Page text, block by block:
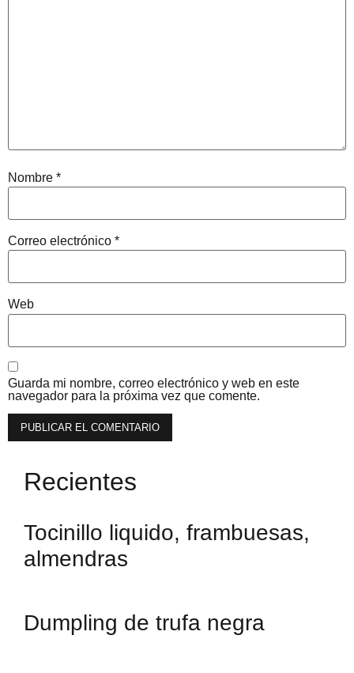
Nombre *
Correo electrónico *
Web
Guarda mi nombre, correo electrónico y web en este
navegador para la próxima vez que comente.
Recientes
Tocinillo liquido, frambuesas,
almendras
Dumpling de trufa negra